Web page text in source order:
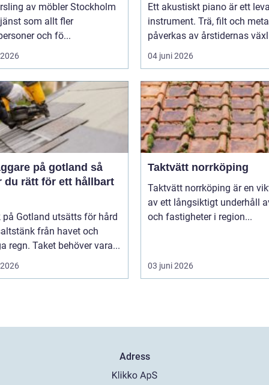
av möbler Stockholm
som allt fler
och fö...
Ett akustiskt piano är ett
instrument. Trä, filt och
påverkas av årstidernas
04 juni 2026
på gotland så
du rätt för ett hållbart
på Gotland utsätts för hård
från havet och
regn. Taket behöver vara...
Taktvätt norrköping
Taktvätt norrköping är en
av ett långsiktigt underhåll
och fastigheter i region...
03 juni 2026
Adress